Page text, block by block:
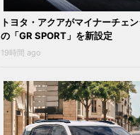
トヨタ・アクアがマイナーチェ
の「GR SPORT」を新設定
19時間 ago